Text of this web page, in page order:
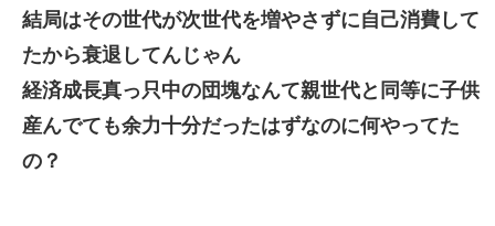
結局はその世代が次世代を増やさずに自己消費して
たから衰退してんじゃん
経済成長真っ只中の団塊なんて親世代と同等に子供
産んでても余力十分だったはずなのに何やってた
の？